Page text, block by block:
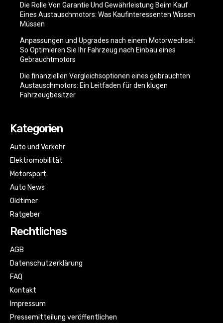
Die Rolle Von Garantie Und Gewährleistung Beim Kauf
Eines Austauschmotors: Was Kaufinteressenten Wissen
Müssen
Anpassungen und Upgrades nach einem Motorwechsel:
So Optimieren Sie Ihr Fahrzeug nach Einbau eines
Gebrauchtmotors
Die finanziellen Vergleichsoptionen eines gebrauchten
Austauschmotors: Ein Leitfaden für den klugen
Fahrzeugbesitzer
Kategorien
Auto und Verkehr
Elektromobilität
Motorsport
Auto News
Oldtimer
Ratgeber
Rechtliches
AGB
Datenschutzerklärung
FAQ
Kontakt
Impressum
Pressemitteilung veröffentlichen